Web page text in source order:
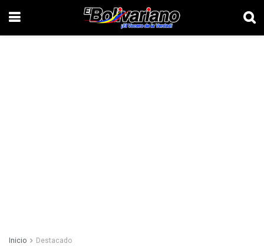
Inicio Destacado